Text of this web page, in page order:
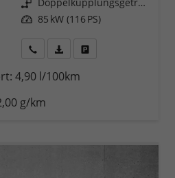
Leistung 85 kW (116 PS)
Rückruf PDF-Datei, Fahrzeugexposé
4,90 l/100km
g/km